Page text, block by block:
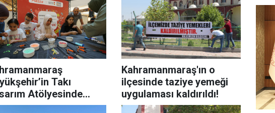
Takı
Atölyesinde
şölen
Kahramanmaraş'ın o
ilçesinde taziye yemeği
uygulaması kaldırıldı!